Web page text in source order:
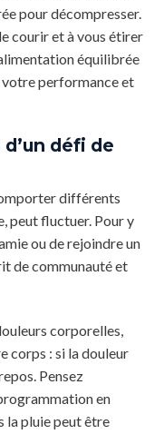
pour décompresser.
courir et à vous étirer
équilibrée
votre performance et
défi de
différents
peut fluctuer. Pour y
ou de rejoindre un
de communauté et
corporelles,
corps : si la douleur
Pensez
en
la pluie peut être